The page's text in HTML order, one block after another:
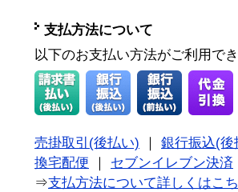
支払方法について
以下のお支払い方法がご利用で
売掛取引(後払い)
銀行振込(後
換宅配便
セブンイレブン決済
⇒支払方法について詳しくはこ